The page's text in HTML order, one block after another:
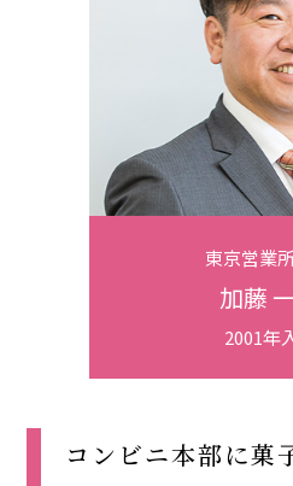
東京営業
加藤
2001年
コンビニ本部に菓